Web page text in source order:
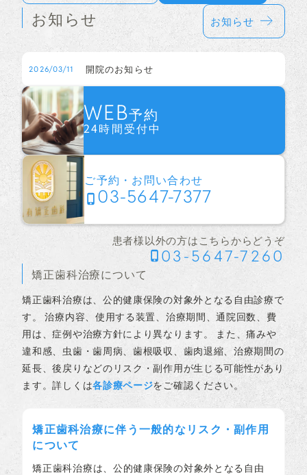
お知らせ お知らせ
2026/03/11 開院のお知らせ
WEB予約
24時間受付中
ご予約・お問い合わせ
03-5647-7377
患者様以外の方はこちらからどうぞ
03-5647-7260
矯正歯科治療について
矯正歯科治療は、公的健康保険の対象外となる自由診療で
す。 治療内容、使用する装置、治療期間、通院回数、費
用は、症例や治療方針により異なります。 また、痛みや
違和感、虫歯・歯周病、歯根吸収、歯肉退縮、治療期間の
延長、後戻りなどのリスク・副作用が生じる可能性があり
ます。詳しくは各診療ページをご確認ください。
矯正歯科治療に伴う一般的なリスク・副作用
について
矯正歯科治療は、公的健康保険の対象外となる自由